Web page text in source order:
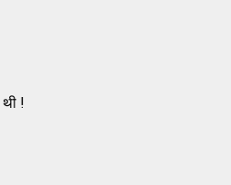
!